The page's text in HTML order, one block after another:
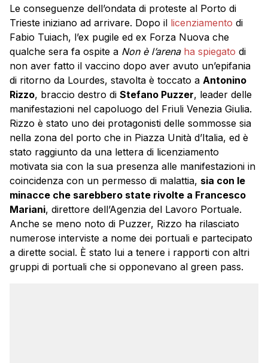
Le conseguenze dell’ondata di proteste al Porto di
Trieste iniziano ad arrivare. Dopo il licenziamento di
Fabio Tuiach, l’ex pugile ed ex Forza Nuova che
qualche sera fa ospite a Non è l’arena ha spiegato di
non aver fatto il vaccino dopo aver avuto un’epifania
di ritorno da Lourdes, stavolta è toccato a Antonino
Rizzo, braccio destro di Stefano Puzzer, leader delle
manifestazioni nel capoluogo del Friuli Venezia Giulia.
Rizzo è stato uno dei protagonisti delle sommosse sia
nella zona del porto che in Piazza Unità d’Italia, ed è
stato raggiunto da una lettera di licenziamento
motivata sia con la sua presenza alle manifestazioni in
coincidenza con un permesso di malattia, sia con le
minacce che sarebbero state rivolte a Francesco
Mariani, direttore dell’Agenzia del Lavoro Portuale.
Anche se meno noto di Puzzer, Rizzo ha rilasciato
numerose interviste a nome dei portuali e partecipato
a dirette social. È stato lui a tenere i rapporti con altri
gruppi di portuali che si opponevano al green pass.